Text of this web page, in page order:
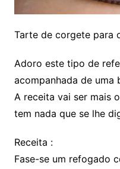
Tarte de corgete para
Adoro este tipo de
acompanhada de uma
A receita vai ser mais
tem nada que se lhe
Receita :
Fase-se um refogado